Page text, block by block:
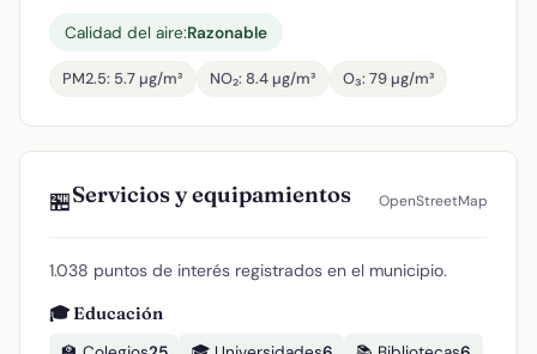
Calidad del aire:Razonable
PM2.5: 5.7 µg/m³ NO₂: 8.4 µg/m³ O₃: 79 µg/m³
🏪Servicios y equipamientos OpenStreetMap
1.038 puntos de interés registrados en el municipio.
🎓 Educación